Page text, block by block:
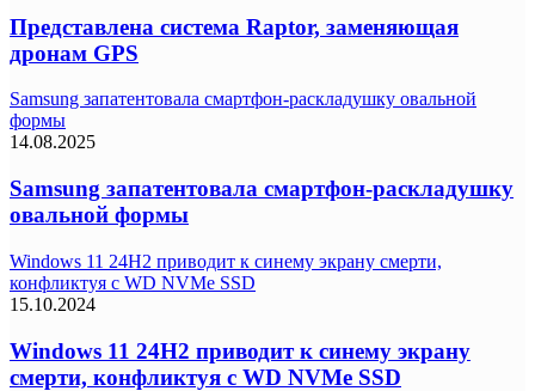
Представлена система Raptor, заменяющая
дронам GPS
Samsung запатентовала смартфон-раскладушку овальной
формы
14.08.2025
Samsung запатентовала смартфон-раскладушку
овальной формы
Windows 11 24H2 приводит к синему экрану смерти,
конфликтуя с WD NVMe SSD
15.10.2024
Windows 11 24H2 приводит к синему экрану
смерти, конфликтуя с WD NVMe SSD